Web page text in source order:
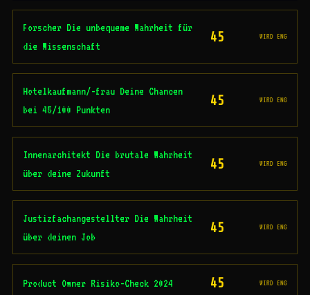
Forscher Die unbequeme Wahrheit für
die Wissenschaft
45 WIRD ENG
Hotelkaufmann/-frau Deine Chancen
bei 45/100 Punkten
45 WIRD ENG
Innenarchitekt Die brutale Wahrheit
über deine Zukunft
45 WIRD ENG
Justizfachangestellter Die Wahrheit
über deinen Job
45 WIRD ENG
Product Owner Risiko-Check 2024 45 WIRD ENG